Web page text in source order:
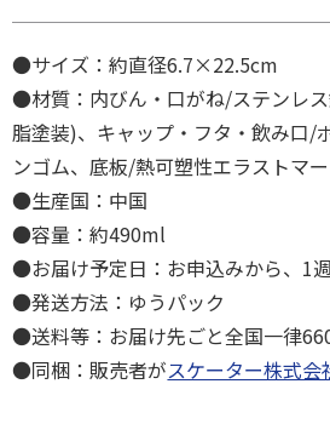
●サイズ：約直径6.7×22.5cm
●材質：内びん・口がね/ステンレ
脂塗装)、キャップ・フタ・飲み口/
ンゴム、底板/熱可塑性エラストマー
●生産国：中国
●容量：約490ml
●お届け予定日：お申込みから、1
●発送方法：ゆうパック
●送料等：お届け先ごと全国一律
●同梱：販売者がスケーター株式会